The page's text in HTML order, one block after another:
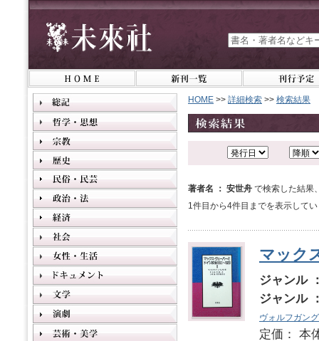
HOME >> 詳細検索 >> 検索結果
著者名 ： 安世舟 で検索した結果
1件目から4件目までを表示して
マック
ジャンル
ジャンル
ヴォルフガン
定価：